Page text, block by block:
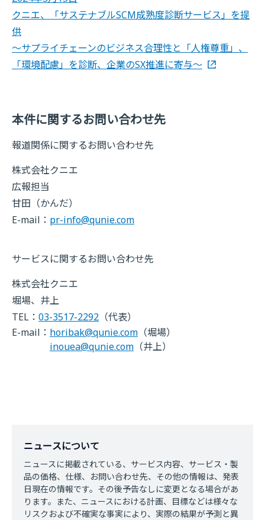
クニエ、「サステナブルSCM成熟度診断サービス」を提
供
～サプライチェーンのビジネス合理性と「人権尊重」、
「環境配慮」を診断、企業のSX推進に寄与～
本件に関するお問い合わせ先
報道関係に関するお問い合わせ先
株式会社クニエ
広報担当
甘田（かんだ）
E-mail： pr-info@qunie.com
サービスに関するお問い合わせ先
株式会社クニエ
堀場、井上
TEL： 03-3517-2292 （代表）
E-mail： horibak@qunie.com （堀場）
inouea@qunie.com （井上）
ニュースについて
ニュースに掲載されている、サービス内容、サービス・製
品の価格、仕様、お問い合わせ先、その他の情報は、発表
日現在の情報です。その後予告なしに変更となる場合があ
ります。また、ニュースにおける計画、目標などは様々な
リスクおよび不確実な事実により、実際の結果が予測と異